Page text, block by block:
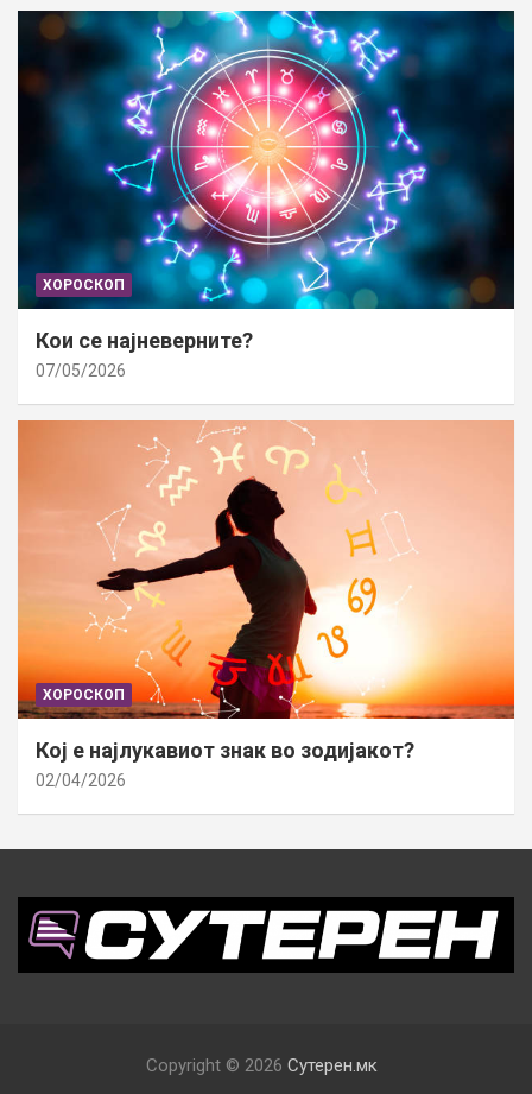
ХОРОСКОП
Кои се најневерните?
07/05/2026
ХОРОСКОП
Кој е најлукавиот знак во зодијакот?
02/04/2026
Copyright © 2026 Сутерен.мк